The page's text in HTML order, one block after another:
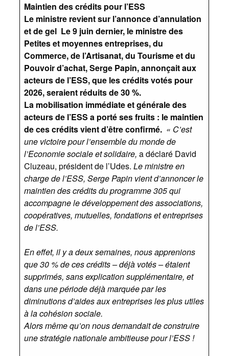
Maintien des crédits pour l’ESS
Le ministre revient sur l’annonce d’annulation
et de gel Le 9 juin dernier, le ministre des
Petites et moyennes entreprises, du
Commerce, de l’Artisanat, du Tourisme et du
Pouvoir d’achat, Serge Papin, annonçait aux
acteurs de l’ESS, que les crédits votés pour
2026, seraient réduits de 30 %.
La mobilisation immédiate et générale des
acteurs de l’ESS a porté ses fruits : le maintien
de ces crédits vient d’être confirmé. « C’est
une victoire pour l’ensemble du monde de
l’Economie sociale et solidaire, a déclaré David
Cluzeau, président de l’Udes.Le ministre en
charge de l’ESS, Serge Papin vient d’annoncer le
maintien des crédits du programme 305 qui
accompagne le développement des associations,
coopératives, mutuelles, fondations et entreprises
de l’ESS.
En effet, il y a deux semaines, nous apprenions
que 30 % de ces crédits – déjà votés – étaient
supprimés, sans explication supplémentaire, et
dans une période déjà marquée par les
diminutions d’aides aux entreprises les plus utiles
à la cohésion sociale.
Alors même qu’on nous demandait de construire
une stratégie nationale ambitieuse pour l’ESS !